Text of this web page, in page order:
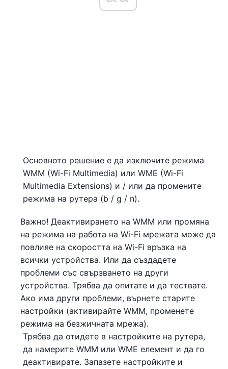
Основното решение е да изключите режима
WMM (Wi-Fi Multimedia) или WME (Wi-Fi
Multimedia Extensions) и / или да промените
режима на рутера (b / g / n).
Важно! Деактивирането на WMM или промяна
на режима на работа на Wi-Fi мрежата може да
повлияе на скоростта на Wi-Fi връзка на
всички устройства. Или да създадете
проблеми със свързването на други
устройства. Трябва да опитате и да тествате.
Ако има други проблеми, върнете старите
настройки (активирайте WMM, променете
режима на безжичната мрежа).
Трябва да отидете в настройките на рутера,
да намерите WMM или WME елемент и да го
деактивирате. Запазете настройките и